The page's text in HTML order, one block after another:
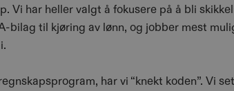
Vi har heller valgt å fokusere på å bli
bilag til kjøring av lønn, og jobber mest
har vi “knekt koden”. Vi